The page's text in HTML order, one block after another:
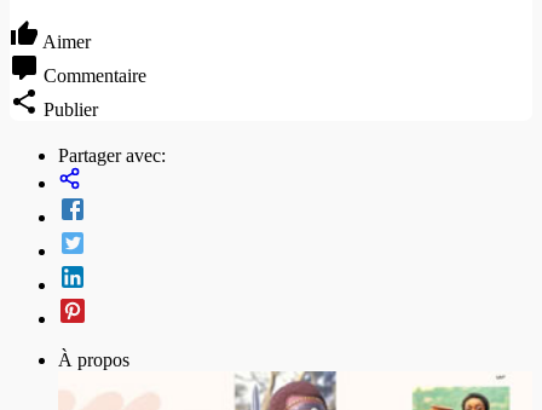
Aimer
Commentaire
Publier
Partager avec:
À propos